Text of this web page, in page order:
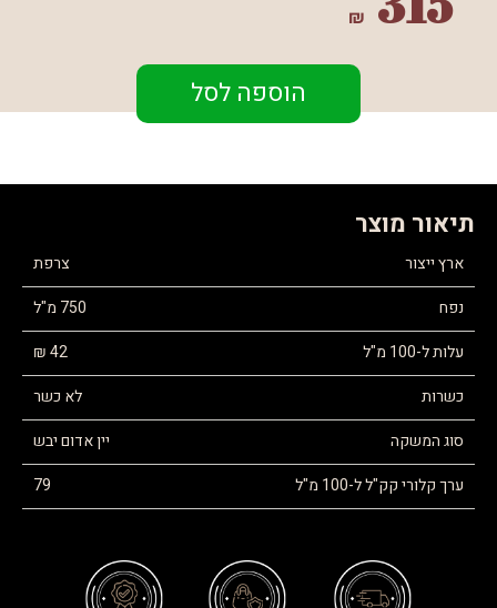
₪
הוספה לסל
תיאור מוצר
ארץ ייצור
צרפת
נפח
750 מ"ל
עלות ל-100 מ"ל
42 ₪
כשרות
לא כשר
סוג המשקה
יין אדום יבש
ערך קלורי קק"ל ל-100 מ"ל
79